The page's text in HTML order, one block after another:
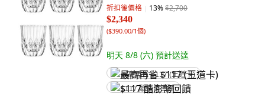
折扣後價格 13%$2,700
$2,340
($390.00/1個)
明天 8/8 (六) 預計送達
最高再省 $117 (王道卡)
$117 酷澎幣回饋